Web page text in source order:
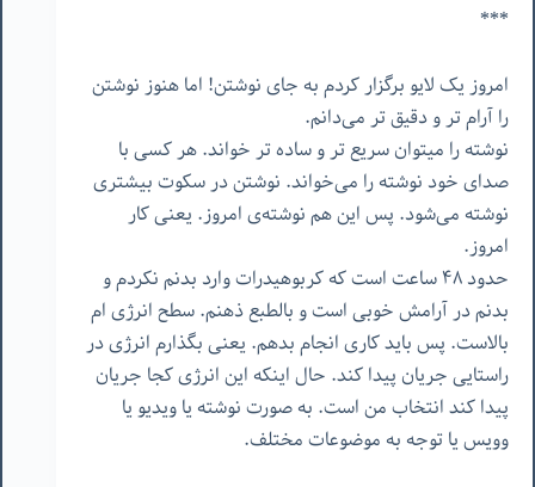
***
امروز یک لایو برگزار کردم به جای نوشتن! اما هنوز نوشتن
را آرام تر و دقیق تر می‌دانم.
نوشته را میتوان سریع تر و ساده تر خواند. هر کسی با
صدای خود نوشته را می‌خواند. نوشتن در سکوت بیشتری
نوشته می‌شود. پس این هم نوشته‌ی امروز. یعنی کار
امروز.
حدود ۴۸ ساعت است که کربوهیدرات وارد بدنم نکردم و
بدنم در آرامش خوبی است و بالطبع ذهنم. سطح انرژی ام
بالاست. پس باید کاری انجام بدهم. یعنی بگذارم انرژی در
راستایی جریان پیدا کند. حال اینکه این انرژی کجا جریان
پیدا کند انتخاب من است. به صورت نوشته یا ویدیو یا
وویس یا توجه به موضوعات مختلف.